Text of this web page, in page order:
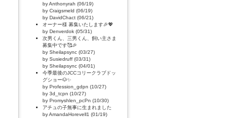
by Anthonyrah (06/19)
by Craigsmeld (06/19)
by DavidChact (06/21)
オーナー様 募集いたします🎉💖
by Denverdok (05/31)
次男くん、三男くん、飼い主さま
募集中です🥰🎉
by Sheilapsync (03/27)
by Susiedruff (03/31)
by Sheilapsync (04/01)
今季最後のJCCコリークラブドッ
グショー🐶✨
by Profession_gdpn (10/27)
by 3d_tcpn (10/27)
by Promyshlen_pcPn (10/30)
アチュの子無事に生まれました
by AmandaHorevell1 (01/19)